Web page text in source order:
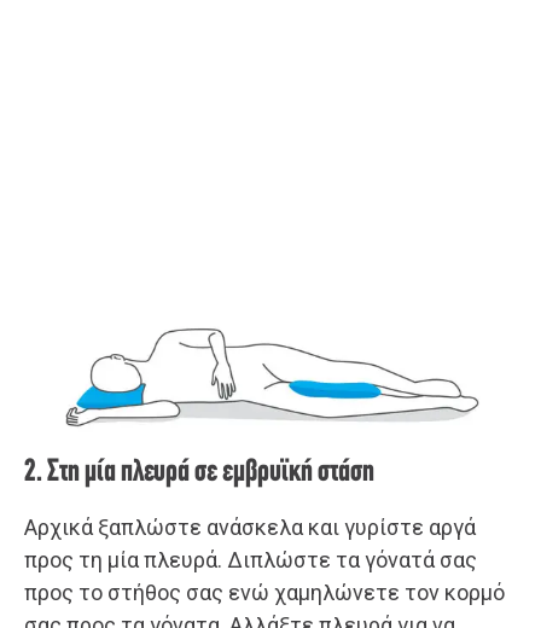
2. Στη μία πλευρά σε εμβρυϊκή στάση
Αρχικά ξαπλώστε ανάσκελα και γυρίστε αργά
προς τη μία πλευρά. Διπλώστε τα γόνατά σας
προς το στήθος σας ενώ χαμηλώνετε τον κορμό